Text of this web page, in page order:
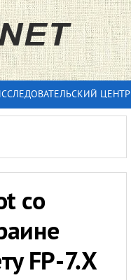
ЦЕНТР
со
FP-7.X